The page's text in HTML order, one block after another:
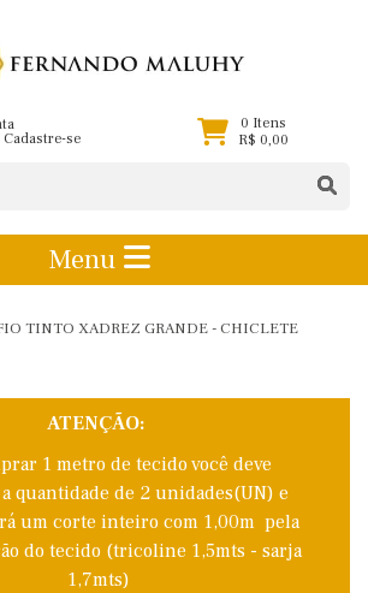
Cadastre-se
0 Itens
R$ 0,00
Menu
TINTO XADREZ GRANDE - CHICLETE
ATENÇÃO:
1 metro de tecido você deve
quantidade de 2 unidades(UN) e
um corte inteiro com 1,00m pela
do tecido (tricoline 1,5mts - sarja
1,7mts)